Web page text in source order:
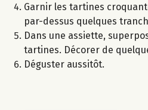
Garnir les tartines
par-dessus quelques
Dans une assiette,
tartines. Décorer de
Déguster aussitôt.